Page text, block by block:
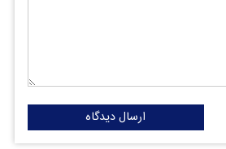
ارسال دیدگاه